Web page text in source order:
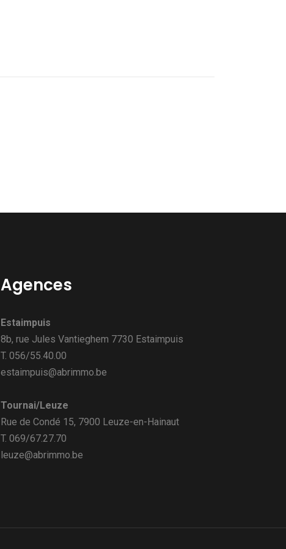
Agences
Estaimpuis
8b, rue Jules Vantieghem 7730 Estaimpuis
T. 056/55.40.00
estaimpuis@abrimmo.be
Tournai/Leuze
Rue de Condé 15, 7900 Leuze-en-Hainaut
T. 069/67.27.70
leuze@abrimmo.be